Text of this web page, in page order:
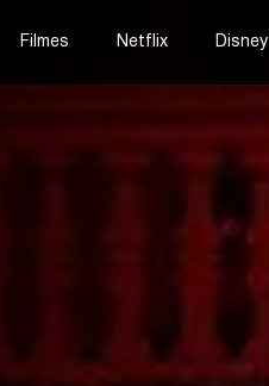
Filmes Netflix Disney